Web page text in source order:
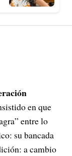
en que
entre lo
su bancada
a cambio